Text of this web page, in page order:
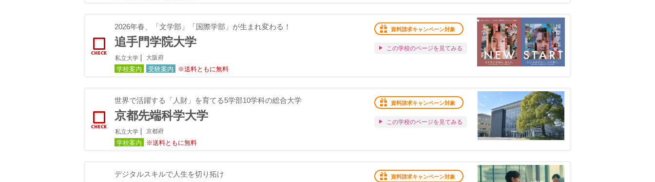
2026年春、「文学部」「国際学部」が生まれ変わる！
追手門学院大学
私立大学 大阪府
学校案内 受験案内 ※送料ともに無料
資料請求キャンペーン対象
この学校のページを見てみる
世界で活躍する「人財」を育てる5学部10学科の総合大学
京都先端科学大学
私立大学 京都府
学校案内 ※送料ともに無料
資料請求キャンペーン対象
この学校のページを見てみる
デジタルスキルで人生を切り拓け 資料請求キャンペーン対象